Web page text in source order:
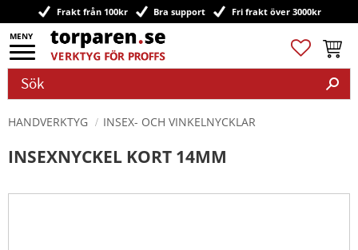
Meny
Frakt från 100kr Bra support Fri frakt över 3000kr
Favoriter
HANDVERKTYG INSEX- OCH VINKELNYCKLAR
INSEXNYCKEL KORT 14MM